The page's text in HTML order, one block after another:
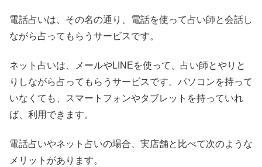
電話占いは、その名の通り、電話を使って占い師と会話し
ながら占ってもらうサービスです。
ネット占いは、メールやLINEを使って、占い師とやりと
りしながら占ってもらうサービスです。パソコンを持って
いなくても、スマートフォンやタブレットを持っていれ
ば、利用できます。
電話占いやネット占いの場合、実店舗と比べて次のような
メリットがあります。